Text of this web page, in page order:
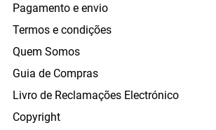
Pagamento e envio
Termos e condições
Quem Somos
Guia de Compras
Livro de Reclamações Electrónico
Copyright